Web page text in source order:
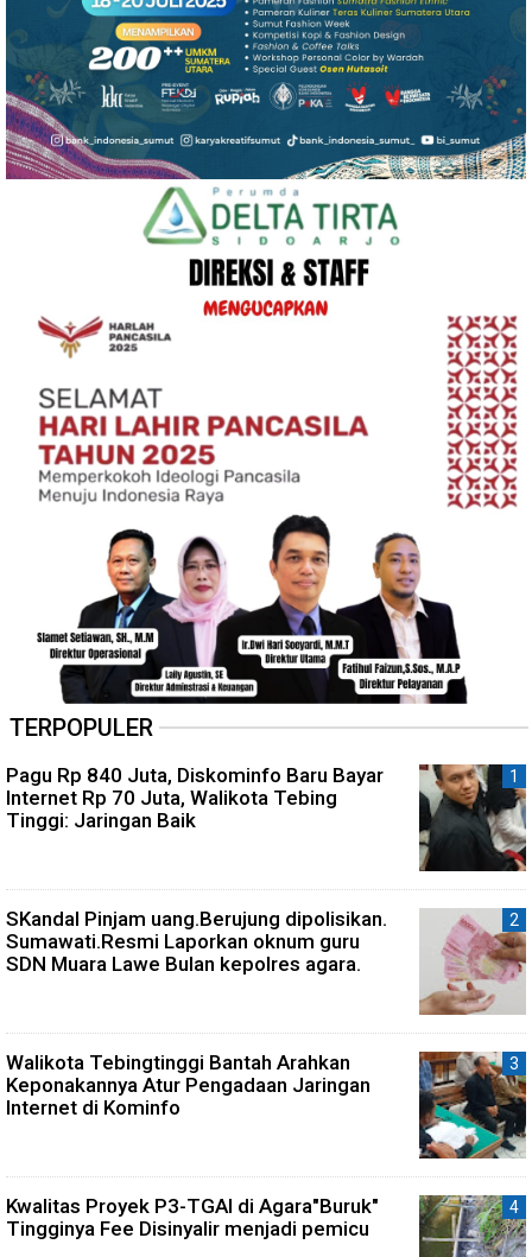
TERPOPULER
Pagu Rp 840 Juta, Diskominfo Baru Bayar
Internet Rp 70 Juta, Walikota Tebing
Tinggi: Jaringan Baik
SKandal Pinjam uang.Berujung dipolisikan.
Sumawati.Resmi Laporkan oknum guru
SDN Muara Lawe Bulan kepolres agara.
Walikota Tebingtinggi Bantah Arahkan
Keponakannya Atur Pengadaan Jaringan
Internet di Kominfo
Kwalitas Proyek P3-TGAI di Agara"Buruk"
Tingginya Fee Disinyalir menjadi pemicu